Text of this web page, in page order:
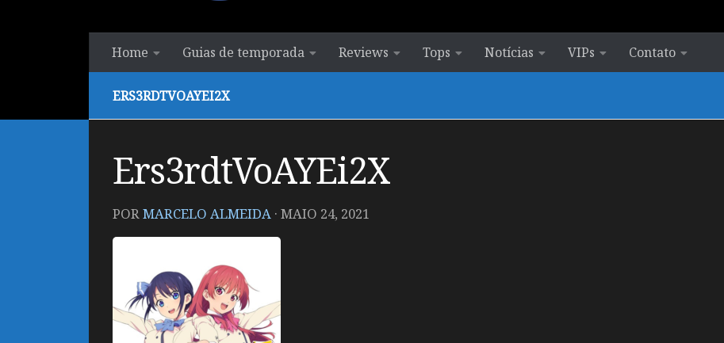
Home Guias de temporada Reviews Tops Notícias VIPs Contato
ERS3RDTVOAYEI2X
Ers3rdtVoAYEi2X
PORMARCELO ALMEIDA · MAIO 24, 2021